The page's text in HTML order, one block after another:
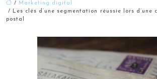
/
Marketing digital
/ Les clés d’une segmentation réussie lors d’une
postal